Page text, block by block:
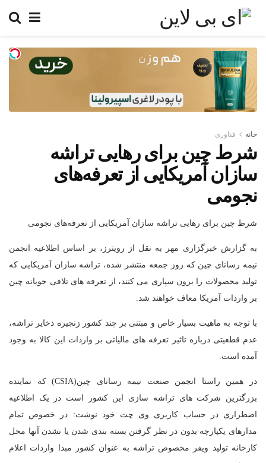
خانه فناوری
شرط چین برای رهایی تراشه
سازان آمریکایی از تعرفه‌های
نجومی
شرط چین برای رهایی تراشه سازان آمریکایی از تعرفه‌های نجومی
به گزارش خبرگزاری مهر به نقل از رویترز، بر اساس اطلاعیه انجمن
نیمه رسانای چین که روز جمعه منتشر شده، تراشه سازان آمریکایی که
تولید محصولات را برون سپاری می کنند، از تعرفه های تلافی جویانه چین
بر واردات آمریکا معاف خواهند شد.
با توجه به ماهیت بسیار خاص و مبتنی بر چند کشور زنجیره ذخایر تراشه،
عدم قطعیتی درباره تاثیر تعرفه های مالیاتی بر واردات این کالا به وجود
آمده است.
در همین راستا انجمن صنعت نیمه رسانای چین(CSIA) که نماینده
بزرگترین شرکت های تراشه سازی این کشور است در یک اطلاعیه
اضطراری در حساب کاربری وی چت خود نوشت: در خصوص تمام
مدارهای یکپارچه بدون در نظر گرفتن بسته بندی شدن یا نشدن آنها محل
کارخانه تولید ویفر مخصوص تراشه به عنوان کشور مبدا واردات اعلام